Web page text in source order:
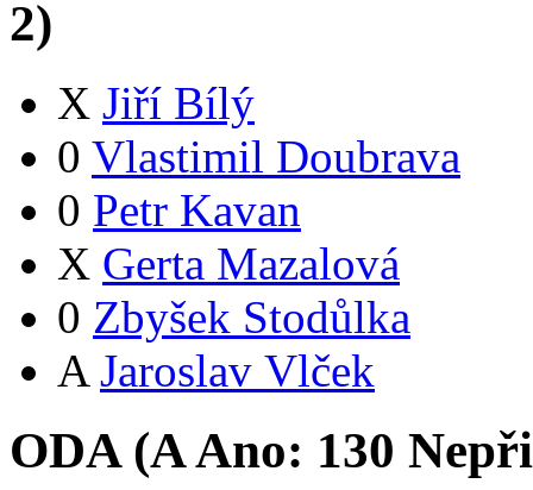
2)
X Jiří Bílý
0 Vlastimil Doubrava
0 Petr Kavan
X Gerta Mazalová
0 Zbyšek Stodůlka
A Jaroslav Vlček
ODA (AAno: 130